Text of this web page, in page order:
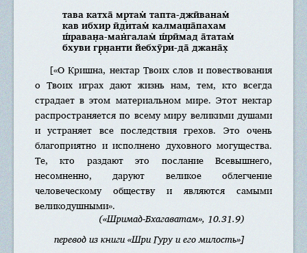
тава катха̄ мр̣там̇ тапта-джӣванам̇
кав ибхир ӣд̣итам̇ калмаш̣а̄пахам
ш́раван̣а-ман̇галам̇ ш́рӣмад а̄татам̇
бхуви гр̣н̣анти йебхӯри-да̄ джана̄х̣
[«О Кришна, нектар Твоих слов и повествования
о Твоих играх дают жизнь нам, тем, кто всегда
страдает в этом материальном мире. Этот нектар
распространяется по всему миру великими душами
и устраняет все последствия грехов. Это очень
благоприятно и исполнено духовного могущества.
Те, кто раздают это послание Всевышнего,
несомненно, даруют великое облегчение
человеческому обществу и являются самыми
великодушными».
(«Шримад-Бхагаватам», 10.31.9)
перевод из книги «Шри Гуру и его милость»]